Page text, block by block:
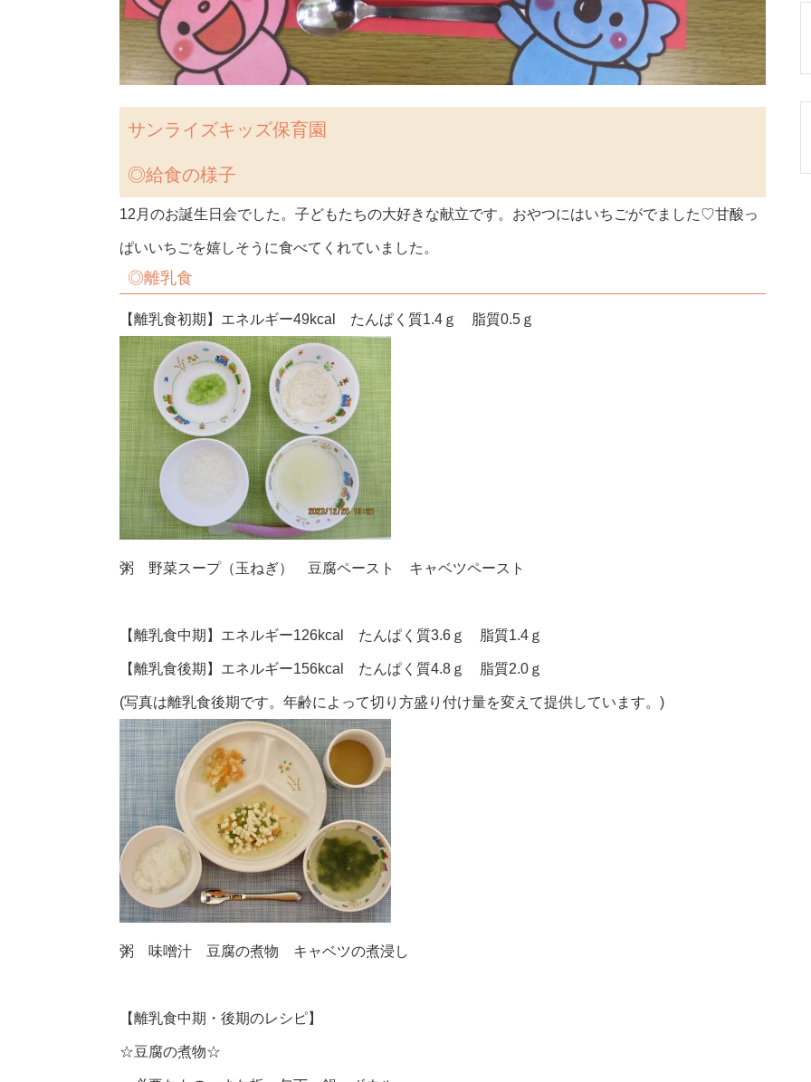
サンライズキッズ保育園
◎給食の様子
12月のお誕生日会でした。子どもたちの大好きな献立です。おやつにはいちごがでました♡甘酸っ
ぱいいちごを嬉しそうに食べてくれていました。
◎離乳食
【離乳食初期】エネルギー49kcal たんぱく質1.4ｇ 脂質0.5ｇ
粥 野菜スープ（玉ねぎ） 豆腐ペースト キャベツペースト
【離乳食中期】エネルギー126kcal たんぱく質3.6ｇ 脂質1.4ｇ
【離乳食後期】エネルギー156kcal たんぱく質4.8ｇ 脂質2.0ｇ
(写真は離乳食後期です。年齢によって切り方盛り付け量を変えて提供しています。)
粥 味噌汁 豆腐の煮物 キャベツの煮浸し
【離乳食中期・後期のレシピ】
☆豆腐の煮物☆